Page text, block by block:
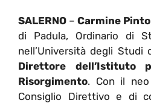
SALERNO – Carmine Pinto
di Padula, Ordinario di
nell’Università degli Studi
Direttore dell’Istituto
Risorgimento. Con il
Consiglio Direttivo e di